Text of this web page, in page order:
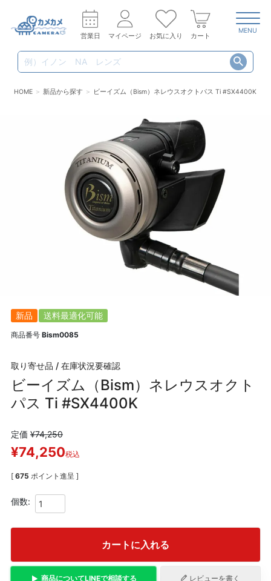
営業日 マイページ お気に入り カート
MENU
HOME 新品から探す ビーイズム（Bism）ネレウスオクトパス Ti #SX4400K
新品 送料最適化可能
商品番号 Bism0085
取り寄せ品 / 在庫状況要確認
ビーイズム（Bism）ネレウスオクト
パス Ti #SX4400K
定価 ¥74,250
¥74,250税込
[ 675 ポイント進呈 ]
カートに入れる
商品についてLINEで相談する レビューを書く